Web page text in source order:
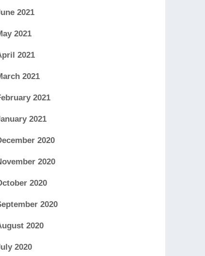
2021
2021
2021
2021
2021
2021
2020
2020
2020
2020
2020
2020